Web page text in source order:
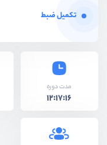
تکمیل ضبط
مدت دوره
12:17:16